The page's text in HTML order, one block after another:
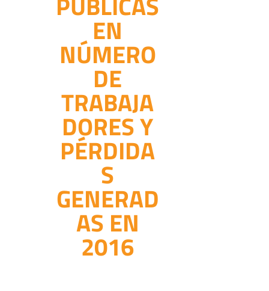
EN
NÚMERO
DE
TRABAJA
DORES Y
PÉRDIDA
S
GENERAD
AS EN
2016